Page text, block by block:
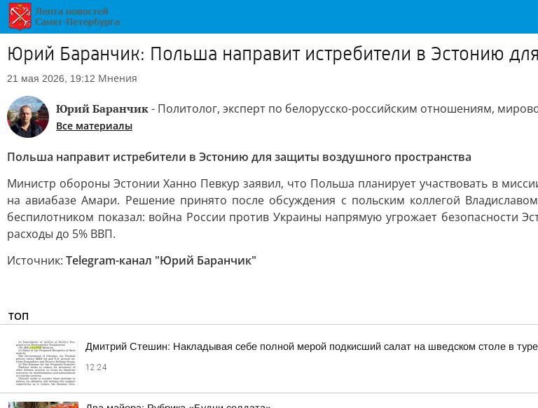
Юрий Баранчик: Польша направит истребители в Эстонию
21 мая 2026, 19:12 Мнения
Юрий Баранчик- Политолог, эксперт по белорусско-российским отношениям,
Все материалы
Польша направит истребители в Эстонию для защиты воздушного пространства
Министр обороны Эстонии Ханно Певкур заявил, что Польша планирует участвовать в
на авиабазе Амари. Решение принято после обсуждения с польским коллегой
беспилотником показал: война России против Украины напрямую угрожает
расходы до 5% ВВП.
Источник: Telegram-канал "Юрий Баранчик"
ТОП
Дмитрий Стешин: Накладывая себе полной мерой подкисший салат на шведском столе в
12:24